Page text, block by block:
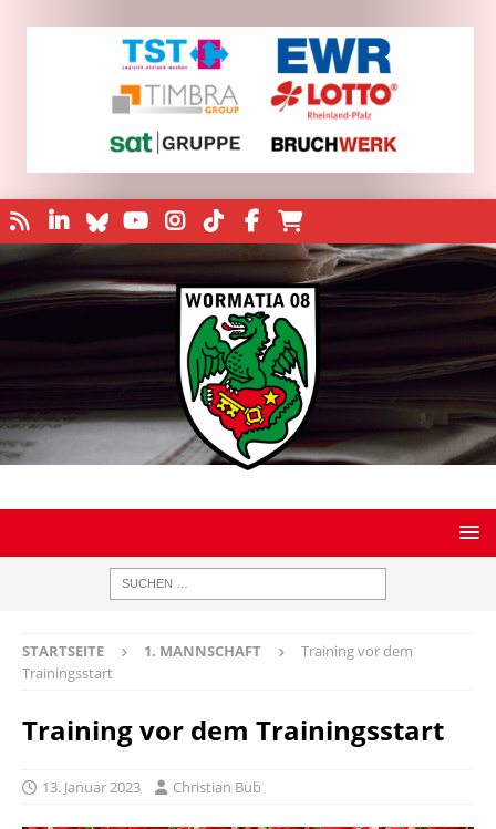
STARTSEITE 1. MANNSCHAFT
Training vor dem
Trainingsstart
Training vor dem Trainingsstart
13. Januar 2023 Christian Bub